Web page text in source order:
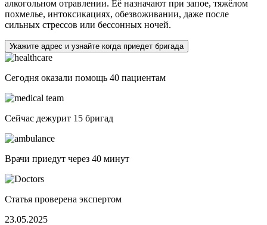
алкогольном отравлении. Её назначают при запое, тяжёлом
похмелье, интоксикациях, обезвоживании, даже после
сильных стрессов или бессонных ночей.
Укажите адрес и узнайте когда приедет бригада
Сегодня оказали помощь 40 пациентам
Сейчас дежурит 15 бригад
Врачи приедут через 40 минут
Статья проверена экспертом
23.05.2025